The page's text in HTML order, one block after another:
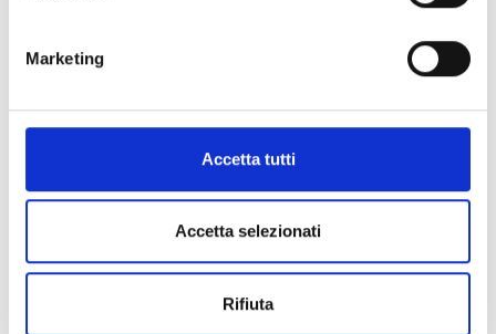
Marketing
Accetta tutti
Accetta selezionati
Rifiuta